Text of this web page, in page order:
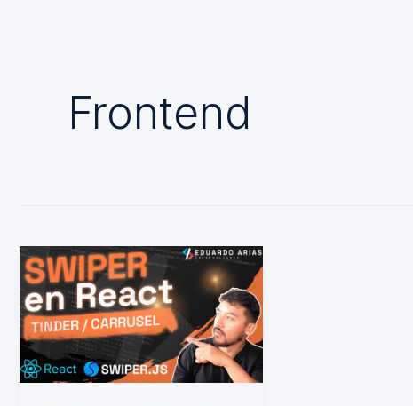
Frontend
Swiper
en
React:
Slider
y